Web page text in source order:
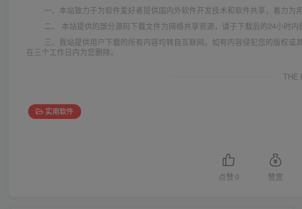
一、本站致力于为软件爱好者提供国内外软件开发技术和软件共享，着力为
二、 本站提供的部分源码下载文件为网络共享资源，请于下载后的24小时内
三、我站提供用户下载的所有内容均转自互联网。如有内容侵犯您的版权或
在三个工作日内为您删除。
THE
实用软件
点赞 0 赞赏